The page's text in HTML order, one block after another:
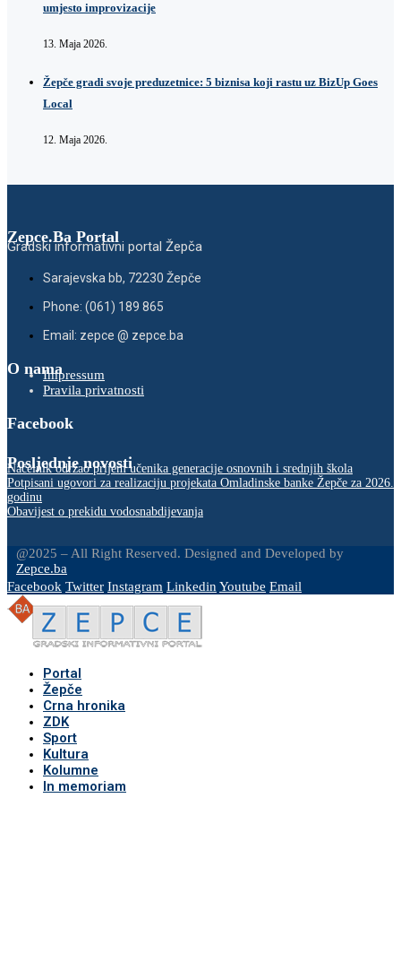
umjesto improvizacije
13. Maja 2026.
Žepče gradi svoje preduzetnice: 5 biznisa koji rastu uz BizUp Goes
Local
12. Maja 2026.
Zepce.Ba Portal
Gradski informativni portal Žepča
Sarajevska bb, 72230 Žepče
Phone: (061) 189 865
Email: zepce @ zepce.ba
O namaImpressum
Pravila privatnosti
Facebook
Posljednje novosti
Načelnik održao prijem učenika generacije osnovnih i srednjih škola
Potpisani ugovori za realizaciju projekata Omladinske banke Žepče za 2026.
godinu
Obavijest o prekidu vodosnabdijevanja
@2025 – All Right Reserved. Designed and Developed by
Zepce.ba
Facebook Twitter Instagram Linkedin Youtube Email
Portal
Žepče
Crna hronika
ZDK
Sport
Kultura
Kolumne
In memoriam